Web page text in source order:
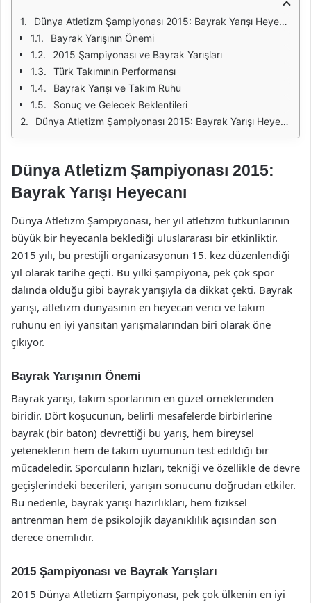
Dünya Atletizm Şampiyonası 2015: Bayrak Yarışı Heyecanı
Bayrak Yarışının Önemi
2015 Şampiyonası ve Bayrak Yarışları
Türk Takımının Performansı
Bayrak Yarışı ve Takım Ruhu
Sonuç ve Gelecek Beklentileri
Dünya Atletizm Şampiyonası 2015: Bayrak Yarışı Heyecanı
Dünya Atletizm Şampiyonası 2015:
Bayrak Yarışı Heyecanı
Dünya Atletizm Şampiyonası, her yıl atletizm tutkunlarının
büyük bir heyecanla beklediği uluslararası bir etkinliktir.
2015 yılı, bu prestijli organizasyonun 15. kez düzenlendiği
yıl olarak tarihe geçti. Bu yılki şampiyona, pek çok spor
dalında olduğu gibi bayrak yarışıyla da dikkat çekti. Bayrak
yarışı, atletizm dünyasının en heyecan verici ve takım
ruhunu en iyi yansıtan yarışmalarından biri olarak öne
çıkıyor.
Bayrak Yarışının Önemi
Bayrak yarışı, takım sporlarının en güzel örneklerinden
biridir. Dört koşucunun, belirli mesafelerde birbirlerine
bayrak (bir baton) devrettiği bu yarış, hem bireysel
yeteneklerin hem de takım uyumunun test edildiği bir
mücadeledir. Sporcuların hızları, tekniği ve özellikle de devre
geçişlerindeki becerileri, yarışın sonucunu doğrudan etkiler.
Bu nedenle, bayrak yarışı hazırlıkları, hem fiziksel
antrenman hem de psikolojik dayanıklılık açısından son
derece önemlidir.
2015 Şampiyonası ve Bayrak Yarışları
2015 Dünya Atletizm Şampiyonası, pek çok ülkenin en iyi